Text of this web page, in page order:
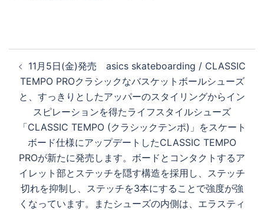
す
る
稿
ナ
ビ
シ
ョ
ン
11月5日(金)発売 asics skateboarding / CLASSIC
TEMPO PROクラシックなバスケットボールシューズ
と、すっきりとしたアッパーのスタイリングからイン
スピレーションを得たライフスタイルシューズ
「CLASSIC TEMPO (クラシックテンポ)」をスケート
ボード仕様にアップデートしたCLASSIC TEMPO
PROが新たに発売します。ボードとコンタクトするア
イレット部とステッチを隠す構造を採用し、ステッチ
切れを抑制し、ステッチを3本にすることで強度が強
くなっています。またシューズの内側は、エラスティ